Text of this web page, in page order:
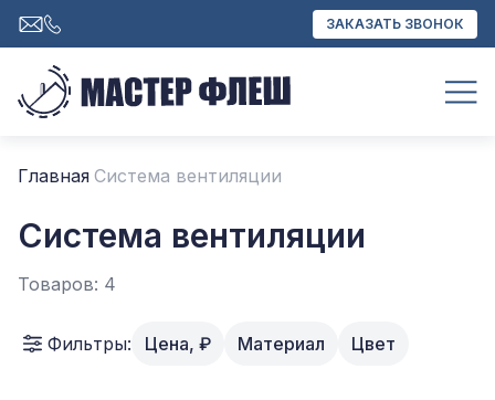
ЗАКАЗАТЬ ЗВОНОК
Главная Система вентиляции
Система вентиляции
Товаров: 4
Фильтры: Цена, ₽ Материал Цвет